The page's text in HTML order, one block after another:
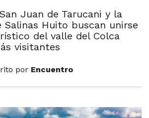
Juan de Tarucani y la
Salinas Huito buscan unirse
del valle del Colca
visitantes
por Encuentro